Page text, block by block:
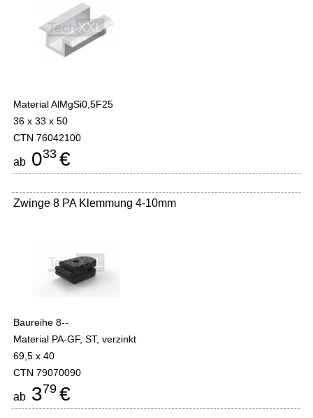
Material AlMgSi0,5F25
36 x 33 x 50
CTN 76042100
ab 033 €
Zwinge 8 PA Klemmung 4-10mm
Baureihe 8--
Material PA-GF, ST, verzinkt
69,5 x 40
CTN 79070090
ab 379 €